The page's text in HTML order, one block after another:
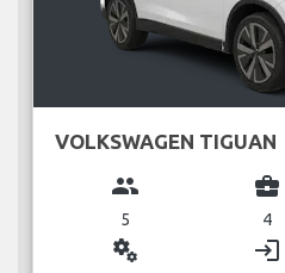
VOLKSWAGEN TIGUAN
group
5
business_center
4
miscellaneous_services login